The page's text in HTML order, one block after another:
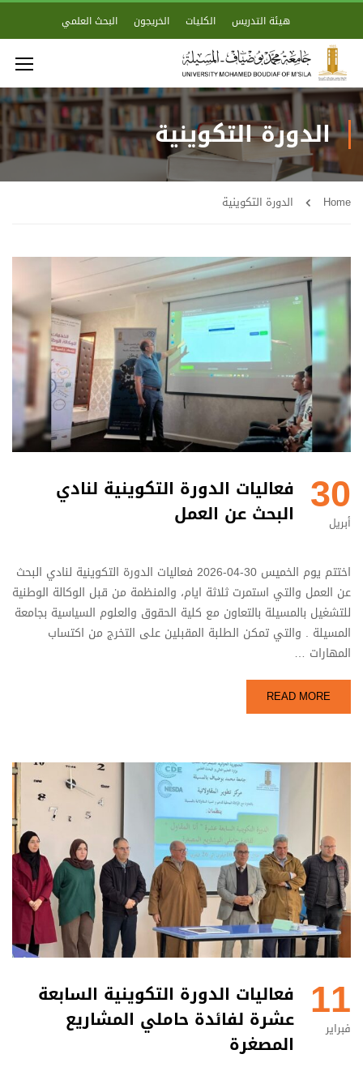
هيئة التدريس الكليات الخريجون البحث العلمي
الدورة التكوينية
Home الدورة التكوينية
30
أبريل
فعاليات الدورة التكوينية لنادي
البحث عن العمل
اختتم يوم الخميس 30-04-2026 فعاليات الدورة التكوينية لنادي البحث
عن العمل والتي استمرت ثلاثة ايام، والمنظمة من قبل الوكالة الوطنية
للتشغيل بالمسيلة بالتعاون مع كلية الحقوق والعلوم السياسية بجامعة
المسيلة . والتي تمكن الطلبة المقبلين على التخرج من اكتساب
المهارات …
READ MORE
11
فبراير
فعاليات الدورة التكوينية السابعة
عشرة لفائدة حاملي المشاريع
المصغرة